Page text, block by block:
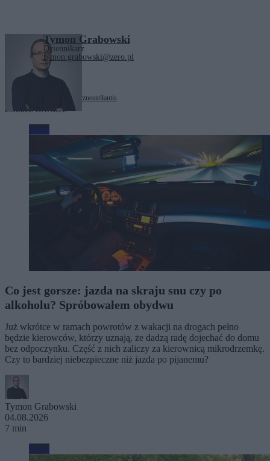
Tymon Grabowski
Dziennikarz
tymon.grabowski@zero.pl
samochody elektrycznestellantis
Zobacz również
Moto
Co jest gorsze: jazda na skraju snu czy po
alkoholu? Spróbowałem obydwu
Już wkrótce w ramach powrotów z wakacji na drogach pełno
będzie kierowców, którzy uznają, że dadzą radę dojechać do domu
bez odpoczynku. Część z nich zaliczy za kierownicą mikrodrzemkę.
Czy to bardziej niebezpieczne niż jazda po pijanemu?
Tymon Grabowski
04.08.2026
7 min
Moto